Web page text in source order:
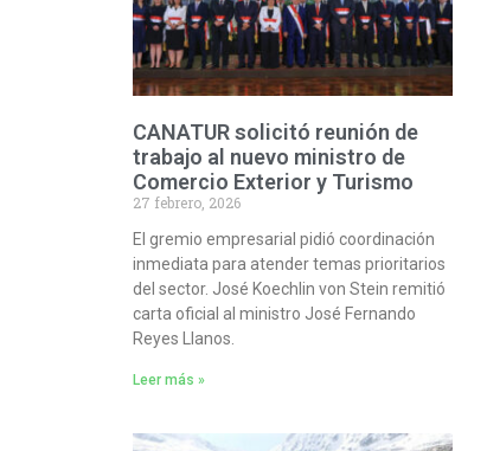
CANATUR solicitó reunión de
trabajo al nuevo ministro de
Comercio Exterior y Turismo
27 febrero, 2026
El gremio empresarial pidió coordinación
inmediata para atender temas prioritarios
del sector. José Koechlin von Stein remitió
carta oficial al ministro José Fernando
Reyes Llanos.
Leer más »